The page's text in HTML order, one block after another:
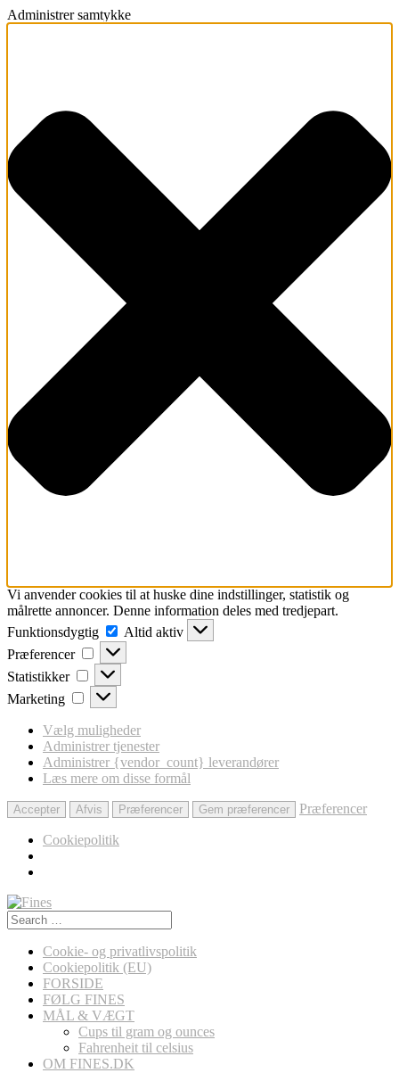
Administrer samtykke
Vi anvender cookies til at huske dine indstillinger, statistik og
målrette annoncer. Denne information deles med tredjepart.
Funktionsdygtig
Funktionsdygtig
Altid aktiv
Præferencer
Præferencer
Statistikker
Statistikker
Marketing
Marketing
Vælg muligheder
Administrer tjenester
Administrer {vendor_count} leverandører
Læs mere om disse formål
Accepter Afvis Præferencer Gem præferencer Præferencer
Cookiepolitik
Search
for:
Cookie- og privatlivspolitik
Cookiepolitik (EU)
FORSIDE
FØLG FINES
MÅL & VÆGT
Cups til gram og ounces
Fahrenheit til celsius
OM FINES.DK